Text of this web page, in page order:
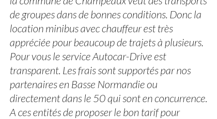
de groupes dans de bonnes conditions. Donc la
location minibus avec chauffeur est très
appréciée pour beaucoup de trajets à plusieurs.
Pour vous le service Autocar-Drive est
transparent. Les frais sont supportés par nos
partenaires en Basse Normandie ou
directement dans le 50 qui sont en concurrence.
A ces entités de proposer le bon tarif pour